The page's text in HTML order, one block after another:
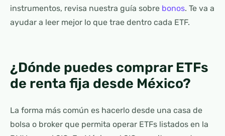
instrumentos, revisa nuestra guía sobre bonos. Te va a
ayudar a leer mejor lo que trae dentro cada ETF.
¿Dónde puedes comprar ETFs
de renta fija desde México?
La forma más común es hacerlo desde una casa de
bolsa o broker que permita operar ETFs listados en la